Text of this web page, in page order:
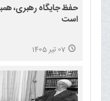
حفظ جایگاه رهبری،
است
07 تیر 1405